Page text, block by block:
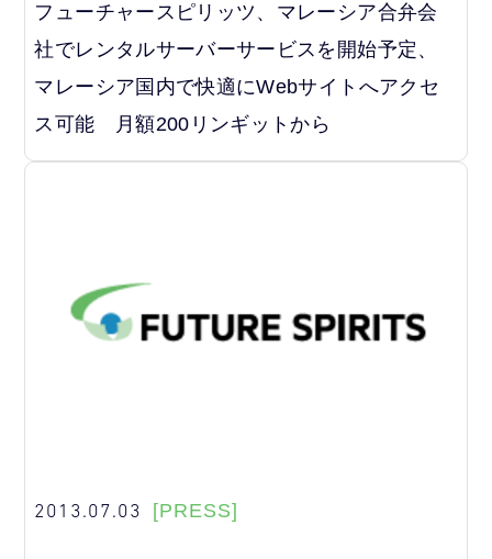
フューチャースピリッツ、マレーシア合弁会
社でレンタルサーバーサービスを開始予定、
マレーシア国内で快適にWebサイトへアクセ
ス可能 月額200リンギットから
2013.07.03 [PRESS]